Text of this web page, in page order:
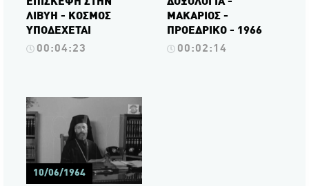
ΕΠΙΣΚΕΨΗ ΣΤΗΝ
ΛΙΒΥΗ - ΚΟΣΜΟΣ
ΥΠΟΔΕΧΕΤΑΙ
00:04:23
ΔΟΞΟΛΟΓΙΑ -
ΜΑΚΑΡΙΟΣ -
ΠΡΟΕΔΡΙΚΟ - 1966
00:02:14
10/06/1964